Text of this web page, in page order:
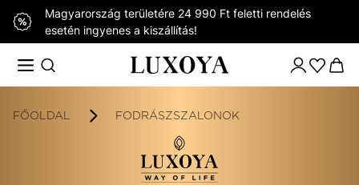
Magyarország területére 24 990 Ft feletti rendelés
esetén ingyenes a kiszállítás!
FŐOLDAL FODRÁSZSZALONOK